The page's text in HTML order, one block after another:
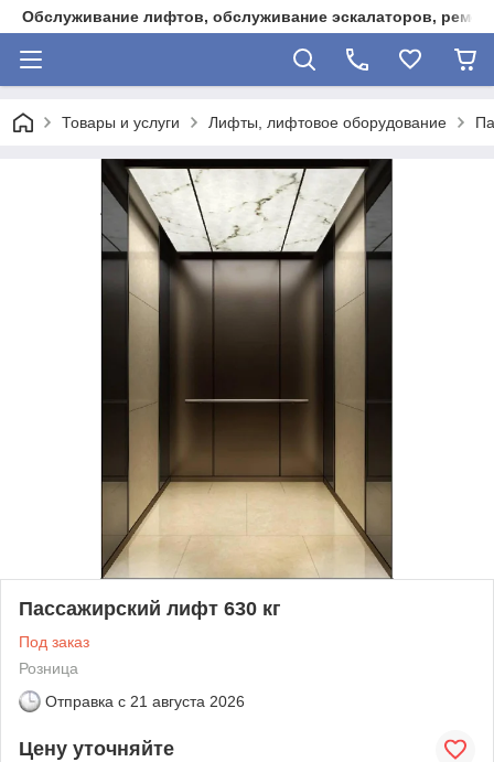
Обслуживание лифтов, обслуживание эскалаторов,
Товары и услуги Лифты, лифтовое оборудование
Пассажирский лифт 630 кг
Под заказ
Розница
Отправка с 21 августа 2026
Цену уточняйте